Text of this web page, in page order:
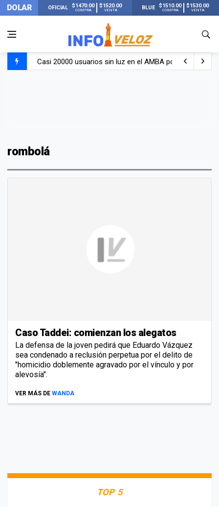
DOLAR OFICIAL $1470.00
COMPRA
$1520.00
VENTA BLUE $1510.00
COMPRA
$1530.00
VENTA
Casi 20000 usuarios sin luz en el AMBA por el temporal
Candela Arizaga rompió el silencio tras el incidente con
rombolá
Caso Taddei: comienzan los alegatos
La defensa de la joven pedirá que Eduardo Vázquez
sea condenado a reclusión perpetua por el delito de
"homicidio doblemente agravado por el vínculo y por
alevosía".
VER MÁS DE WANDA
TOP 5